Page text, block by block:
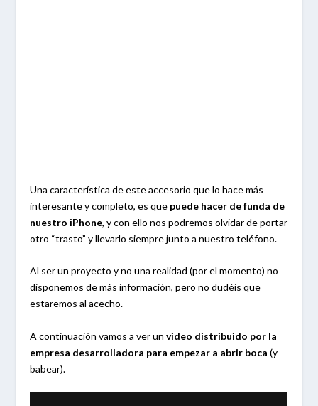
Una característica de este accesorio que lo hace más
interesante y completo, es que puede hacer de funda de
nuestro iPhone, y con ello nos podremos olvidar de portar
otro “trasto” y llevarlo siempre junto a nuestro teléfono.
Al ser un proyecto y no una realidad (por el momento) no
disponemos de más información, pero no dudéis que
estaremos al acecho.
A continuación vamos a ver unvideo distribuido por la
empresa desarrolladora para empezar a abrir boca (y
babear).